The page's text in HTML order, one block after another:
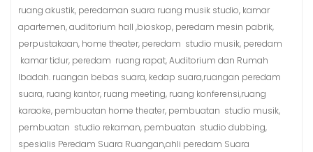
ruang akustik, peredaman suara ruang musik studio, kamar
apartemen, auditorium hall ,bioskop, peredam mesin pabrik,
perpustakaan, home theater, peredam studio musik, peredam
kamar tidur, peredam ruang rapat, Auditorium dan Rumah
Ibadah. ruangan bebas suara, kedap suara,ruangan peredam
suara, ruang kantor, ruang meeting, ruang konferensi,ruang
karaoke, pembuatan home theater, pembuatan studio musik,
pembuatan studio rekaman, pembuatan studio dubbing,
spesialis Peredam Suara Ruangan,ahli peredam Suara